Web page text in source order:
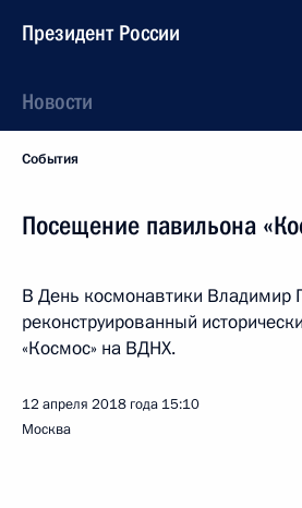
Президент России
Новости
События
Посещение павильона
В День космонавтики Владимир
реконструированный
«Космос» на ВДНХ.
12 апреля 2018 года 15:10
Москва